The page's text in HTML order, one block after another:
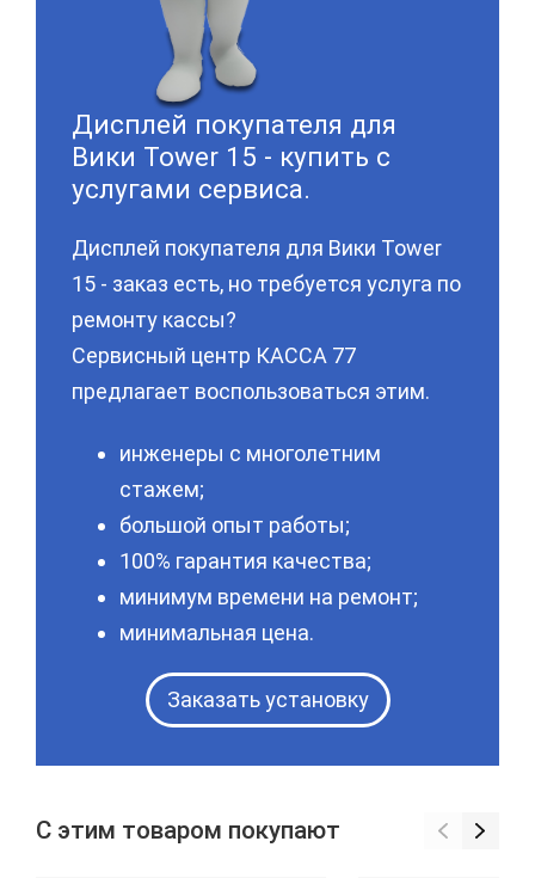
Дисплей покупателя для
Вики Tower 15 - купить с
услугами сервиса.
Дисплей покупателя для Вики Tower
15 - заказ есть, но требуется услуга по
ремонту кассы?
Сервисный центр КАССА 77
предлагает воспользоваться этим.
инженеры с многолетним
стажем;
большой опыт работы;
100% гарантия качества;
минимум времени на ремонт;
минимальная цена.
Заказать установку
С этим товаром покупают